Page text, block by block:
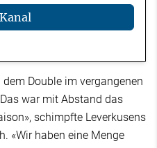
Double im vergangenen
war mit Abstand das
schimpfte Leverkusens
«Wir haben eine Menge